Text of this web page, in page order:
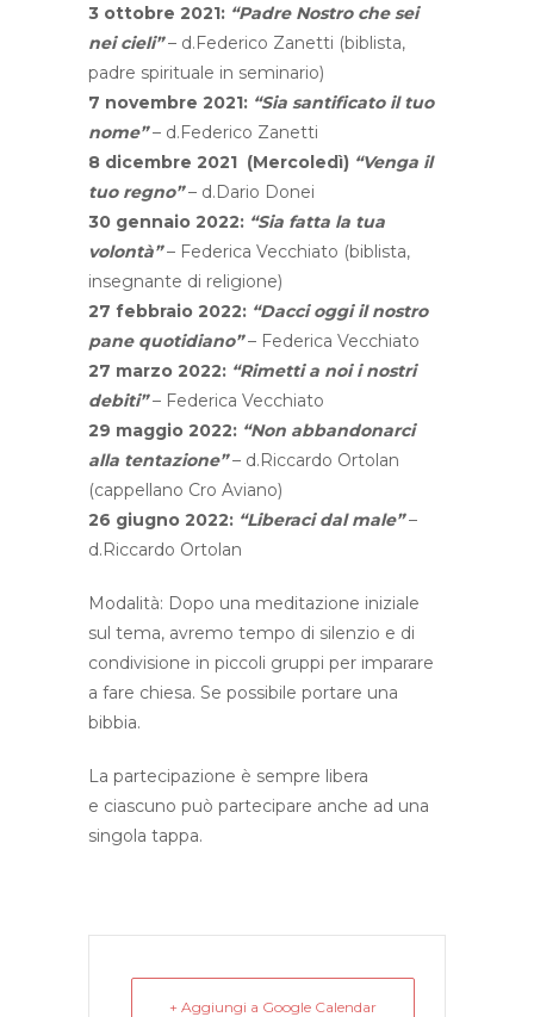
3 ottobre 2021: “Padre Nostro che sei
nei cieli”– d.Federico Zanetti (biblista,
padre spirituale in seminario)
7 novembre 2021: “Sia santificato il tuo
nome”– d.Federico Zanetti
8 dicembre 2021 (Mercoledì) “Venga il
tuo regno”– d.Dario Donei
30 gennaio 2022: “Sia fatta la tua
volontà”– Federica Vecchiato (biblista,
insegnante di religione)
27 febbraio 2022: “Dacci oggi il nostro
pane quotidiano”– Federica Vecchiato
27 marzo 2022: “Rimetti a noi i nostri
debiti”– Federica Vecchiato
29 maggio 2022: “Non abbandonarci
alla tentazione”– d.Riccardo Ortolan
(cappellano Cro Aviano)
26 giugno 2022: “Liberaci dal male”–
d.Riccardo Ortolan
Modalità: Dopo una meditazione iniziale
sul tema, avremo tempo di silenzio e di
condivisione in piccoli gruppi per imparare
a fare chiesa. Se possibile portare una
bibbia.
La partecipazione è sempre libera
e ciascuno può partecipare anche ad una
singola tappa.
+ Aggiungi a Google Calendar